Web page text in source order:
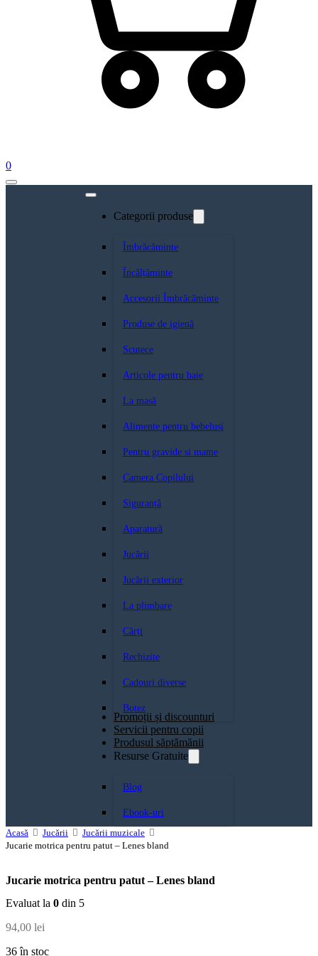
0
Categorii produse
Îmbrăcăminte
Încălțăminte
Accesorii Îmbrăcăminte
Produse de igienă
Scutece
Articole pentru baie
La masă
Alimente pentru bebeluși
Pentru gravide si mame
Camera Copilului
Siguranță
Aparatură
Jucării
Jucării exterior
La plimbare
Cărți
Rechizite
Cadouri diverse
Botez
Promoții și discounturi
Servicii pentru copii
Produsul săptămănii
Resurse Gratuite
Blog
Ebook-uri
Acasă
Jucării
Jucării muzicale
Jucarie motrica pentru patut – Lenes bland
Jucarie motrica pentru patut – Lenes bland
Evaluat la 0 din 5
94,00 lei
36 în stoc